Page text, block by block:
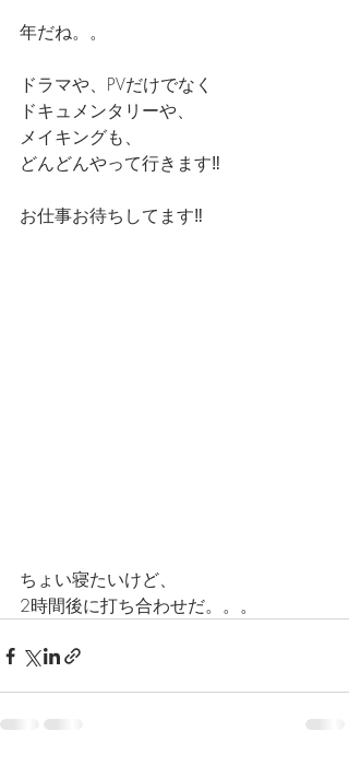
年だね。。
ドラマや、PVだけでなく
ドキュメンタリーや、
メイキングも、
どんどんやって行きます‼️
お仕事お待ちしてます‼️
ちょい寝たいけど、
2時間後に打ち合わせだ。。。